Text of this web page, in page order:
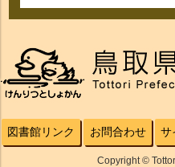
図書館リンク お問合わせ サ
Copyright ©